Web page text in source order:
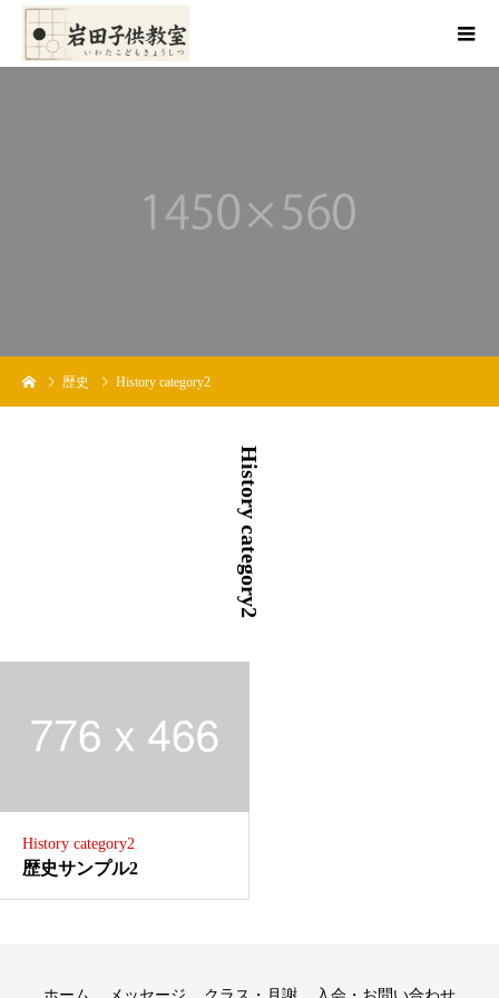
歴史 History category2
History category2
History category2
歴史サンプル2
ホーム メッセージ クラス・月謝 入会・お問い合わせ